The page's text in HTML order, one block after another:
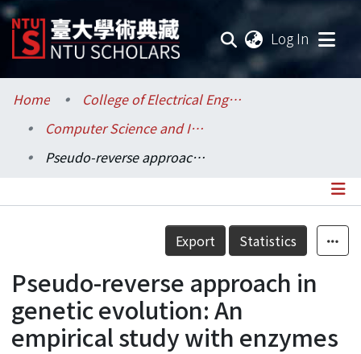
Log In
Communities & Collections
Research Outputs
Statistics
Home
College of Electrical Engineering and Computer Science / 電機資訊學院
Computer Science and Information Engineering / 資訊工程學系
Pseudo-reverse approach in genetic evolution: An empirical study with enzymes
Details
Export Statistics
Pseudo-reverse approach in
genetic evolution: An
empirical study with enzymes